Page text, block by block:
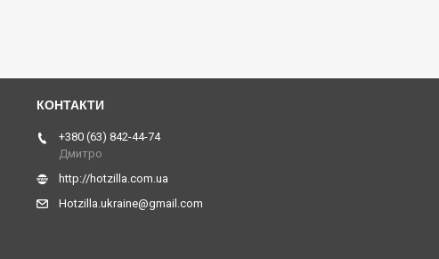
+380 (63) 842-44-74
Дмитро
http://hotzilla.com.ua
Hotzilla.ukraine@gmail.com